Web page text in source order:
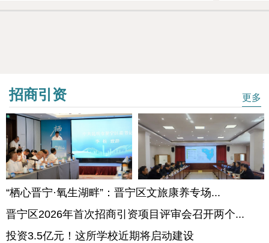
招商引资 更多
“栖心晋宁·氧生湖畔”：晋宁区文旅康养专场...
晋宁区2026年首次招商引资项目评审会召开两个...
投资3.5亿元！这所学校近期将启动建设